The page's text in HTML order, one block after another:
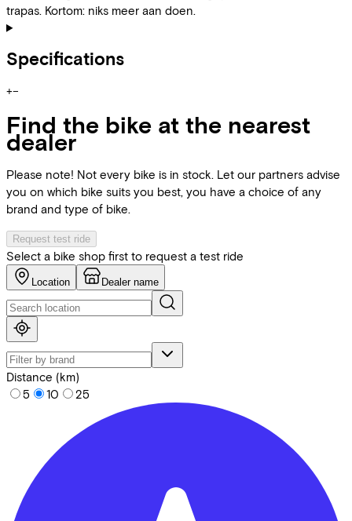
trapas. Kortom: niks meer aan doen.
Specifications
+−
Find the bike at the nearest
dealer
Please note! Not every bike is in stock. Let our partners advise
you on which bike suits you best, you have a choice of any
brand and type of bike.
Request test ride
Select a bike shop first to request a test ride
Location Dealer name
Distance (km)
5
10 25